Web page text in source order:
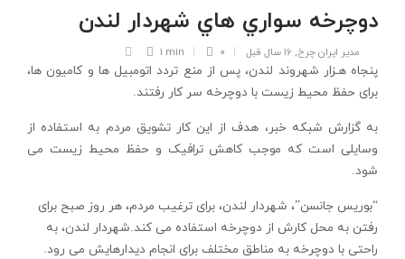
دوچرخه سواري هاي شهردار لندن
مدیر ایران چرخ, ۱۶ سال قبل ۰ 1 min
پنجاه هـزار شهروند لندن، پس از منع تردد اتومبیل ها و کامیون ها،
برای حفظ محیط زیست با دوچرخه سر کار رفتند.
به گزارش شبكه خبر، هدف از این كار تشویق مردم به استفاده از
وسایلی است که موجب کاهش ترافیک و حفظ محیط زیست می
شود.
“‌بوریس جانسن”، شهردار لندن، برای ترغیب مردم، هر روز صبح برای
رفتن به محل کارش از دوچرخه استفاده می کند.شهردار لندن، به
راحتی با دوچرخه به مناطق مختلف برای انجام دیدارهایش می رود.